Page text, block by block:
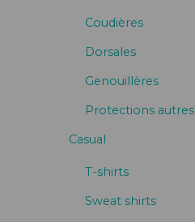
Coudières
Dorsales
Genouillères
Protections autres
Casual
T-shirts
Sweat shirts